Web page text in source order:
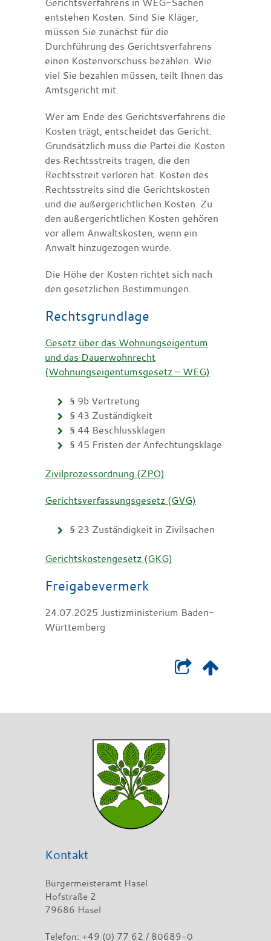
entstehen Kosten. Sind Sie Kläger,
müssen Sie zunächst für die
Durchführung des Gerichtsverfahrens
einen Kostenvorschuss bezahlen. Wie
viel Sie bezahlen müssen, teilt Ihnen das
Amtsgericht mit.
Wer am Ende des Gerichtsverfahrens die
Kosten trägt, entscheidet das Gericht.
Grundsätzlich muss die Partei die Kosten
des Rechtsstreits tragen, die den
Rechtsstreit verloren hat. Kosten des
Rechtsstreits sind die Gerichtskosten
und die außergerichtlichen Kosten. Zu
den außergerichtlichen Kosten gehören
vor allem Anwaltskosten, wenn ein
Anwalt hinzugezogen wurde.
Die Höhe der Kosten richtet sich nach
den gesetzlichen Bestimmungen.
Rechtsgrundlage
Gesetz über das Wohnungseigentum
und das Dauerwohnrecht
(Wohnungseigentumsgesetz – WEG)
§ 9b Vertretung
§ 43 Zuständigkeit
§ 44 Beschlussklagen
§ 45 Fristen der Anfechtungsklage
Zivilprozessordnung (ZPO)
Gerichtsverfassungsgesetz (GVG)
§ 23 Zuständigkeit in Zivilsachen
Gerichtskostengesetz (GKG)
Freigabevermerk
24.07.2025 Justizministerium Baden-
Württemberg
Kontakt
Bürgermeisteramt Hasel
Hofstraße 2
79686 Hasel
Telefon: +49 (0) 77 62 / 80689-0